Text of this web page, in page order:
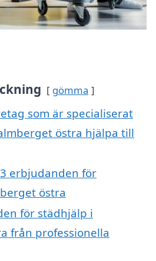
gömma
som är specialiserat
östra hjälpa till
erbjudanden för
östra
för städhjälp i
från professionella